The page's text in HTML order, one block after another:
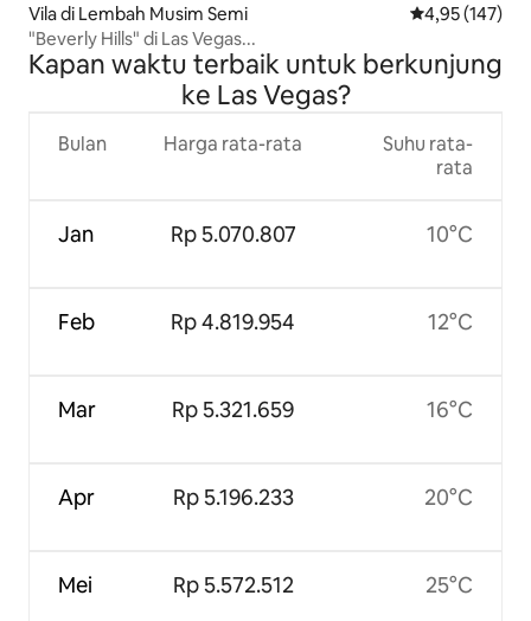
Vila di Lembah Musim Semi Nilai rata-rata
4,95 (147)
"Beverly Hills" di Las Vegas...
Kapan waktu terbaik untuk berkunjung
ke Las Vegas?
Bulan
Jan
Feb
Mar
Apr
Mei
Harga rata-rata
Rp 5.070.807
Rp 4.819.954
Rp 5.321.659
Rp 5.196.233
Rp 5.572.512
Suhu rata-
rata
10°C
12°C
16°C
20°C
25°C